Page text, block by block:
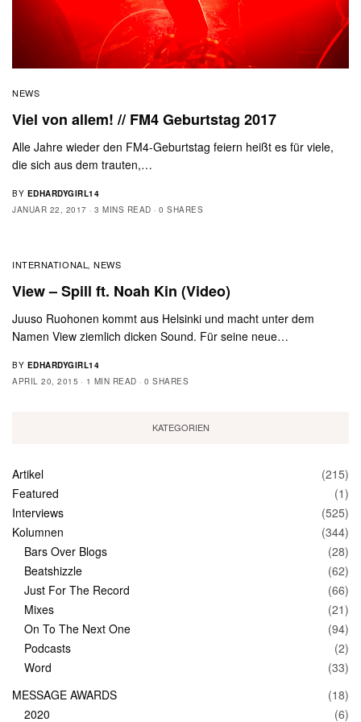
NEWS
Viel von allem! // FM4 Geburtstag 2017
Alle Jahre wieder den FM4-Geburtstag feiern heißt es für viele,
die sich aus dem trauten,…
BY EDHARDYGIRL14
JANUAR 22, 2017
3 MINS READ 0 SHARES
INTERNATIONAL ,NEWS
View – Spill ft. Noah Kin (Video)
Juuso Ruohonen kommt aus Helsinki und macht unter dem
Namen View ziemlich dicken Sound. Für seine neue…
BY EDHARDYGIRL14
APRIL 20, 2015
1 MIN READ 0 SHARES
KATEGORIEN
Artikel
(215)
Featured
(1)
Interviews
(525)
Kolumnen
(344)
Bars Over Blogs
(28)
Beatshizzle
(62)
Just For The Record
(66)
Mixes
(21)
On To The Next One
(94)
Podcasts
(2)
Word
(33)
MESSAGE AWARDS
(18)
2020
(6)